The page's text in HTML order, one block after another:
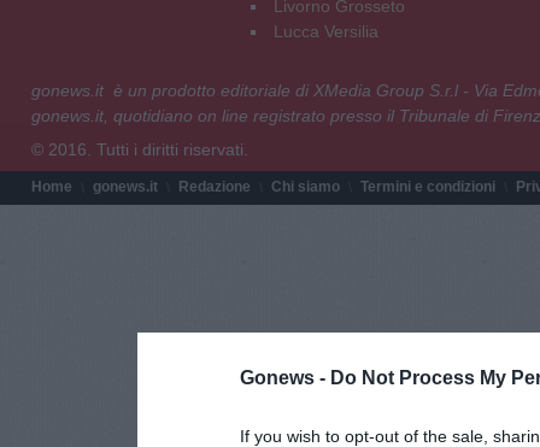
Gonews - Do Not Process My
If you wish to opt-out of the sale,
Livorno Grosseto
Lucca Versilia
gonews.it è un prodotto editoriale di XMedia Group S.r.l - Via
gonews.it, quotidiano on line registrato presso il Tribunale di
© 2016. Tutti i diritti riservati.
Home gonews.it Redazione Chi siamo Termini e condizioni